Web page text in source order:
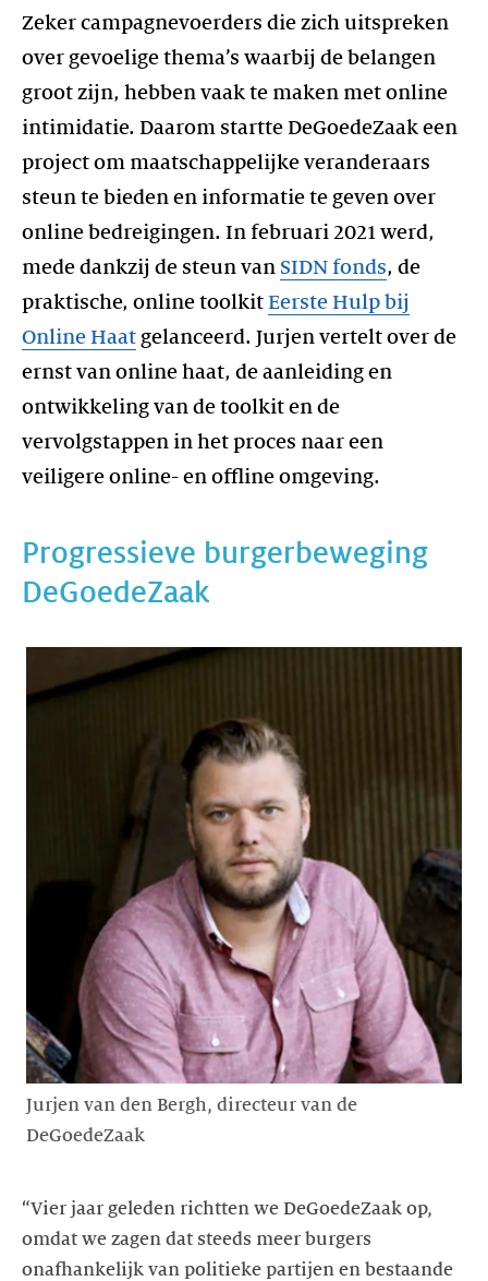
Zeker campagnevoerders die zich uitspreken
over gevoelige thema’s waarbij de belangen
groot zijn, hebben vaak te maken met online
intimidatie. Daarom startte DeGoedeZaak een
project om maatschappelijke veranderaars
steun te bieden en informatie te geven over
online bedreigingen. In februari 2021 werd,
mede dankzij de steun van SIDN fonds, de
praktische, online toolkit Eerste Hulp bij
Online Haat gelanceerd. Jurjen vertelt over de
ernst van online haat, de aanleiding en
ontwikkeling van de toolkit en de
vervolgstappen in het proces naar een
veiligere online- en offline omgeving.
Progressieve burgerbeweging
DeGoedeZaak
Jurjen van den Bergh, directeur van de
DeGoedeZaak
“Vier jaar geleden richtten we DeGoedeZaak op,
omdat we zagen dat steeds meer burgers
onafhankelijk van politieke partijen en bestaande